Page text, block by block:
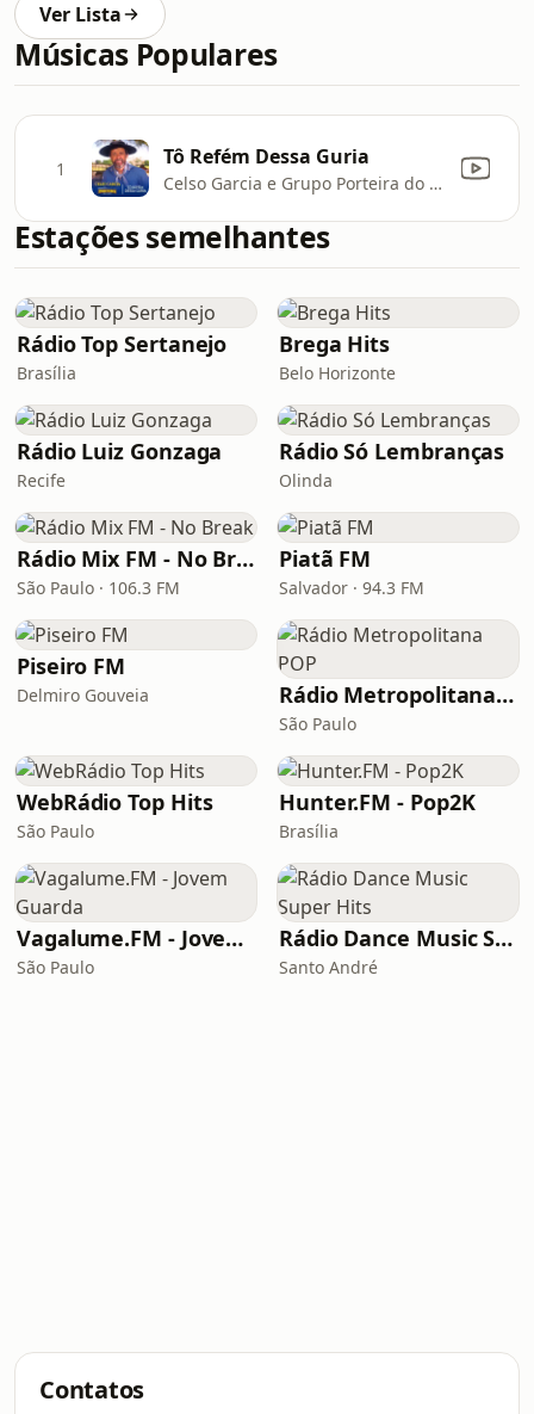
Ver Lista
Músicas Populares
1 Tô Refém Dessa Guria
Celso Garcia e Grupo Porteira do Tempo
Estações semelhantes
Rádio Top Sertanejo
Brasília
Brega Hits
Belo Horizonte
Rádio Luiz Gonzaga
Recife
Rádio Só Lembranças
Olinda
Rádio Mix FM - No Break
São Paulo · 106.3 FM
Piatã FM
Salvador · 94.3 FM
Piseiro FM
Delmiro Gouveia Rádio Metropolitana POP
São Paulo
WebRádio Top Hits
São Paulo
Hunter.FM - Pop2K
Brasília
Vagalume.FM - Jovem Guarda
São Paulo
Rádio Dance Music Super Hits
Santo André
Contatos